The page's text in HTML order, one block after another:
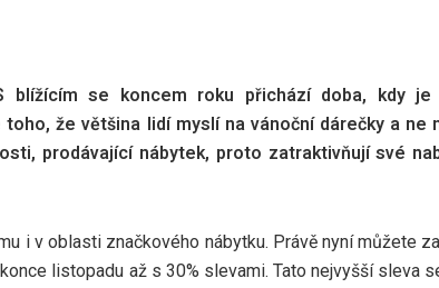
blížícím se koncem roku přichází doba, kdy je
toho, že většina lidí myslí na vánoční dárečky a
prodávající nábytek, proto zatraktivňují své
i v oblasti značkového nábytku. Právě nyní můžete
listopadu až s 30% slevami. Tato nejvyšší sleva